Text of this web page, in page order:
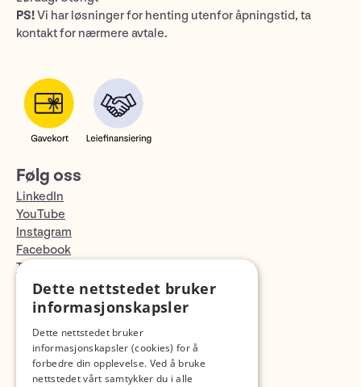
PS!Vi har løsninger for henting utenfor åpningstid, ta
kontakt for nærmere avtale.
Følg oss
LinkedIn
YouTube
Instagram
Facebook
TikTok
Fotopodden
Dette nettstedet bruker
informasjonskapsler
Dette nettstedet bruker
informasjonskapsler (cookies) for å
forbedre din opplevelse. Ved å bruke
nettstedet vårt samtykker du i alle